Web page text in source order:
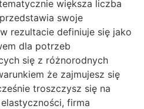
większa liczba
swoje
rezultacie definiuje się jako
dla potrzeb
się z różnorodnych
że zajmujesz się
troszczysz się na
firma